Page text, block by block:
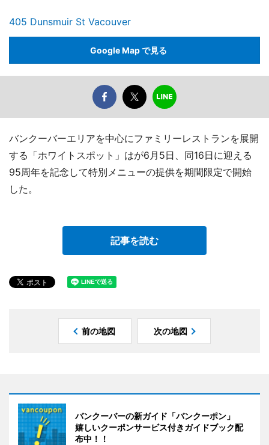
405 Dunsmuir St Vacouver
Google Map で見る
バンクーバーエリアを中心にファミリーレストランを展開
する「ホワイトスポット」はが6月5日、同16日に迎える
95周年を記念して特別メニューの提供を期間限定で開始
した。
記事を読む
前の地図 次の地図
バンクーバーの新ガイド「バンクーポン」
嬉しいクーポンサービス付きガイドブック配
布中！！